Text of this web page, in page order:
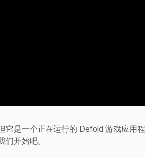
它是一个正在运行的 Defold 游戏应用
开始吧。